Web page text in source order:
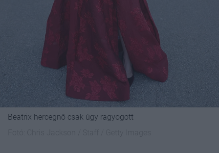
Beatrix hercegnő csak úgy ragyogott